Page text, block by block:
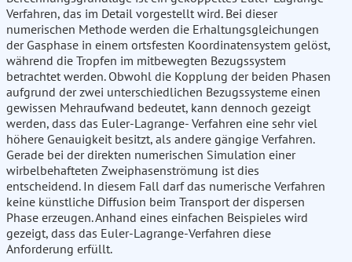
Verfahren, das im Detail vorgestellt wird. Bei dieser
numerischen Methode werden die Erhaltungsgleichungen
der Gasphase in einem ortsfesten Koordinatensystem gelöst,
während die Tropfen im mitbewegten Bezugssystem
betrachtet werden. Obwohl die Kopplung der beiden Phasen
aufgrund der zwei unterschiedlichen Bezugssysteme einen
gewissen Mehraufwand bedeutet, kann dennoch gezeigt
werden, dass das Euler-Lagrange- Verfahren eine sehr viel
höhere Genauigkeit besitzt, als andere gängige Verfahren.
Gerade bei der direkten numerischen Simulation einer
wirbelbehafteten Zweiphasenströmung ist dies
entscheidend. In diesem Fall darf das numerische Verfahren
keine künstliche Diffusion beim Transport der dispersen
Phase erzeugen. Anhand eines einfachen Beispieles wird
gezeigt, dass das Euler-Lagrange-Verfahren diese
Anforderung erfüllt.